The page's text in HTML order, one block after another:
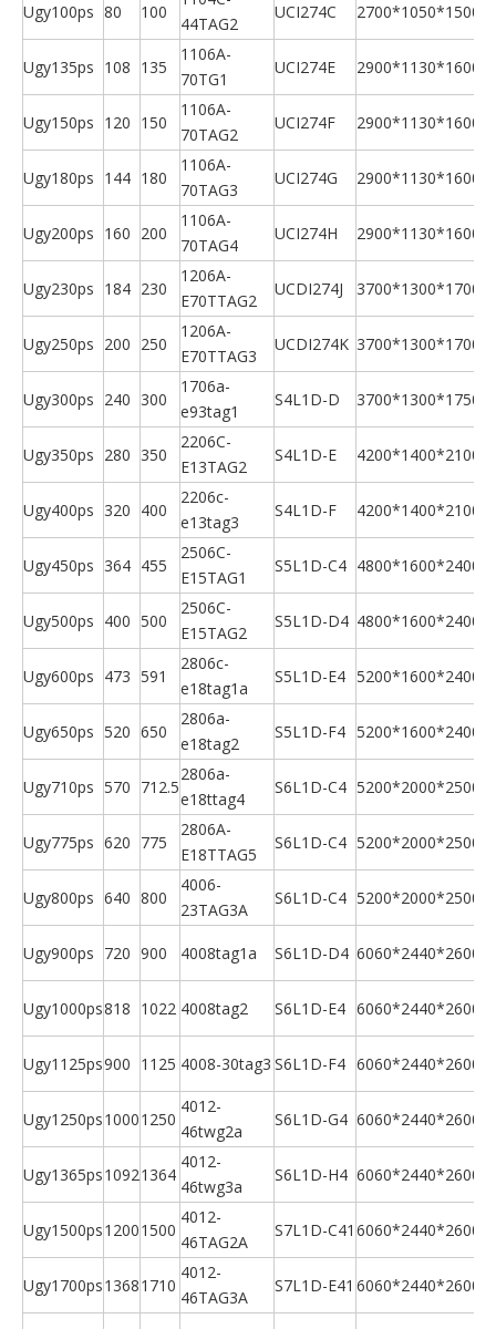
Ugy100ps 80 100
44TAG2
UCI274C 2700*1050*1500
Ugy135ps 108 135
1106A-
70TG1
UCI274E 2900*1130*1600
Ugy150ps 120 150
1106A-
70TAG2
UCI274F 2900*1130*1600
Ugy180ps 144 180
1106A-
70TAG3
UCI274G 2900*1130*1600
Ugy200ps 160 200
1106A-
70TAG4
UCI274H 2900*1130*1600
Ugy230ps 184 230
1206A-
E70TTAG2
UCDI274J 3700*1300*1700
Ugy250ps 200 250
1206A-
E70TTAG3
UCDI274K 3700*1300*1700
Ugy300ps 240 300
1706a-
e93tag1
S4L1D-D 3700*1300*1750
Ugy350ps 280 350
2206C-
E13TAG2
S4L1D-E 4200*1400*2100
Ugy400ps 320 400
2206c-
e13tag3
S4L1D-F 4200*1400*2100
Ugy450ps 364 455
2506C-
E15TAG1
S5L1D-C4 4800*1600*2400
Ugy500ps 400 500
2506C-
E15TAG2
S5L1D-D4 4800*1600*2400
Ugy600ps 473 591
2806c-
e18tag1a
S5L1D-E4 5200*1600*2400
Ugy650ps 520 650
2806a-
e18tag2
S5L1D-F4 5200*1600*2400
Ugy710ps 570 712.5
2806a-
e18ttag4
S6L1D-C4 5200*2000*2500
Ugy775ps 620 775
2806A-
E18TTAG5
S6L1D-C4 5200*2000*2500
Ugy800ps 640 800
4006-
23TAG3A
S6L1D-C4 5200*2000*2500
Ugy900ps 720 900 4008tag1a S6L1D-D4 6060*2440*2600
Ugy1000ps818 1022 4008tag2 S6L1D-E4 6060*2440*2600
Ugy1125ps900 1125 4008-30tag3 S6L1D-F4 6060*2440*2600
Ugy1250ps10001250
4012-
46twg2a
S6L1D-G4 6060*2440*2600
Ugy1365ps10921364
4012-
46twg3a
S6L1D-H4 6060*2440*2600
Ugy1500ps12001500
4012-
46TAG2A
S7L1D-C41 6060*2440*2600
Ugy1700ps13681710
4012-
46TAG3A
S7L1D-E41 6060*2440*2600